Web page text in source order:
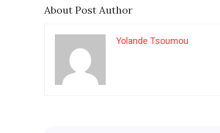
About Post Author
Yolande Tsoumou